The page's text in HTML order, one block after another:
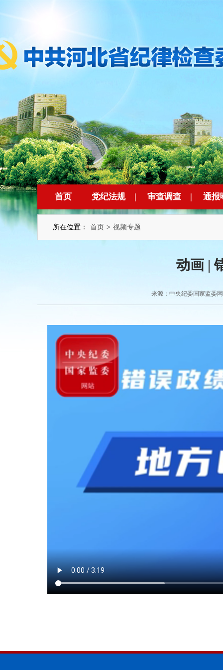
首页 党纪法规 | 审查调查 | 通报
所在位置： 首页 > 视频专题
动画 |
来源：中央纪委国家监